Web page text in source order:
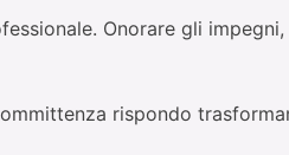
Onorare gli
rispondo